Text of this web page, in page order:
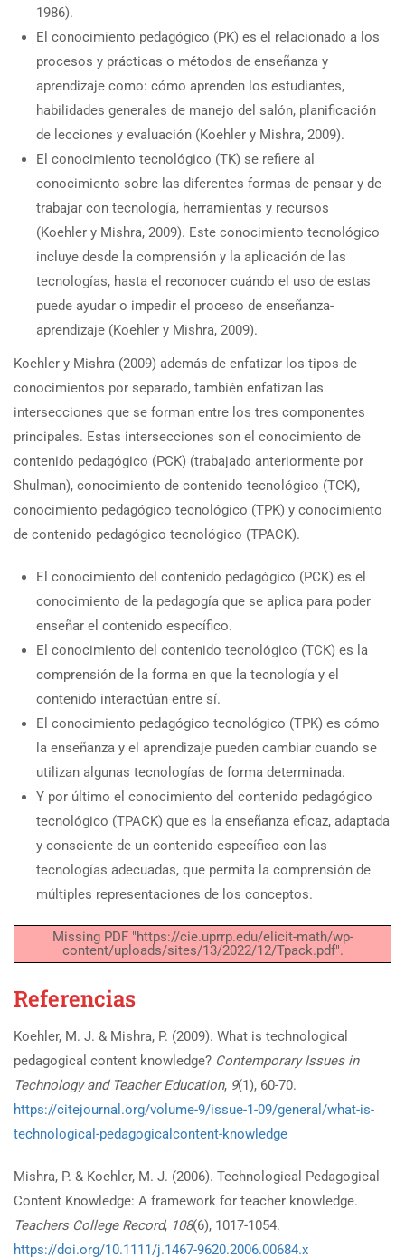
1986).
El conocimiento pedagógico (PK) es el relacionado a los
procesos y prácticas o métodos de enseñanza y
aprendizaje como: cómo aprenden los estudiantes,
habilidades generales de manejo del salón, planificación
de lecciones y evaluación (Koehler y Mishra, 2009).
El conocimiento tecnológico (TK) se refiere al
conocimiento sobre las diferentes formas de pensar y de
trabajar con tecnología, herramientas y recursos
(Koehler y Mishra, 2009). Este conocimiento tecnológico
incluye desde la comprensión y la aplicación de las
tecnologías, hasta el reconocer cuándo el uso de estas
puede ayudar o impedir el proceso de enseñanza-
aprendizaje (Koehler y Mishra, 2009).
Koehler y Mishra (2009) además de enfatizar los tipos de
conocimientos por separado, también enfatizan las
intersecciones que se forman entre los tres componentes
principales. Estas intersecciones son el conocimiento de
contenido pedagógico (PCK) (trabajado anteriormente por
Shulman), conocimiento de contenido tecnológico (TCK),
conocimiento pedagógico tecnológico (TPK) y conocimiento
de contenido pedagógico tecnológico (TPACK).
El conocimiento del contenido pedagógico (PCK) es el
conocimiento de la pedagogía que se aplica para poder
enseñar el contenido específico.
El conocimiento del contenido tecnológico (TCK) es la
comprensión de la forma en que la tecnología y el
contenido interactúan entre sí.
El conocimiento pedagógico tecnológico (TPK) es cómo
la enseñanza y el aprendizaje pueden cambiar cuando se
utilizan algunas tecnologías de forma determinada.
Y por último el conocimiento del contenido pedagógico
tecnológico (TPACK) que es la enseñanza eficaz, adaptada
y consciente de un contenido específico con las
tecnologías adecuadas, que permita la comprensión de
múltiples representaciones de los conceptos.
Missing PDF "https://cie.uprrp.edu/elicit-math/wp-
content/uploads/sites/13/2022/12/Tpack.pdf".
Referencias
Koehler, M. J. & Mishra, P. (2009). What is technological
pedagogical content knowledge? Contemporary Issues in
Technology and Teacher Education, 9(1), 60-70.
https://citejournal.org/volume-9/issue-1-09/general/what-is-
technological-pedagogicalcontent-knowledge
Mishra, P. & Koehler, M. J. (2006). Technological Pedagogical
Content Knowledge: A framework for teacher knowledge.
Teachers College Record, 108(6), 1017-1054.
https://doi.org/10.1111/j.1467-9620.2006.00684.x